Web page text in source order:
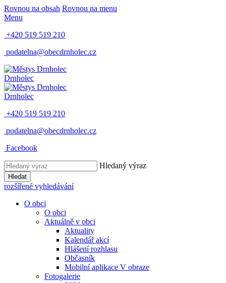
Rovnou na obsah Rovnou na menu
Menu
+420 519 519 210
podatelna@obecdrnholec.cz
Drnholec
Drnholec
+420 519 519 210
podatelna@obecdrnholec.cz
Facebook
Hledaný výraz
Hledat
rozšířené vyhledávání
O obci
O obci
Aktuálně v obci
Aktuality
Kalendář akcí
Hlášení rozhlasu
Občasník
Mobilní aplikace V obraze
Fotogalerie